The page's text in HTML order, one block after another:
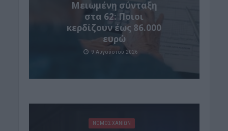
Μειωμένη σύνταξη
στα 62: Ποιοι
κερδίζουν έως 86.000
ευρώ
9 Αυγούστου 2026
ΝΟΜΌΣ ΧΑΝΊΩΝ